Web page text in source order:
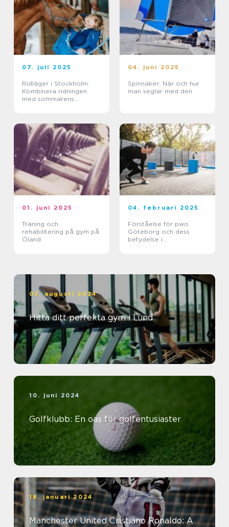
07. juli 2025
Ridläger i Stockholm:
Kombinera ridningen
med sommarens
04. juni 2025
Spinnaker: När och hur
man seglar med den
01. juni 2025
Träning och
rehabilitering på gym på
Öland
04. februari 2025
Förståelse för pwo
Göteborg och dess
betydelse i
07. augusti 2024
Hitta ditt perfekta gym i Lund
10. juni 2024
Golfklubb: En oas för golfentusiaster
18. januari 2024
Manchester United Cristiano Ronaldo: A